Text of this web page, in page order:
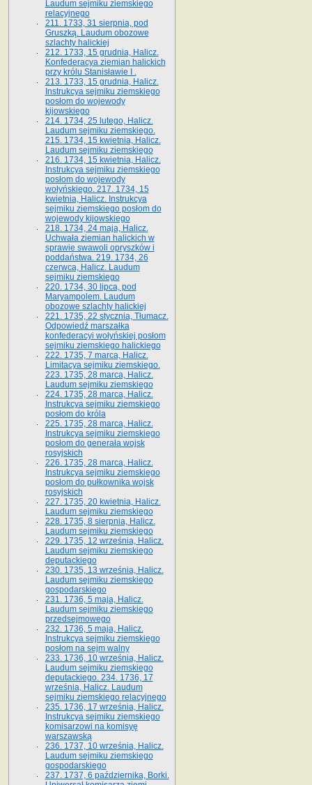
Laudum sejmiku ziemskiego
relacyjnego
211. 1733, 31 sierpnia, pod
Gruszką. Laudum obozowe
szlachty halickiej
212. 1733, 15 grudnia, Halicz.
Konfederacya ziemian halickich
przy królu Stanisławie I .
213. 1733, 15 grudnia, Halicz.
Instrukcya sejmiku ziemskiego
posłom do wojewody
kijowskiego
214. 1734, 25 lutego, Halicz.
Laudum sejmiku ziemskiego.
215. 1734, 15 kwietnia, Halicz.
Laudum sejmiku ziemskiego
216. 1734, 15 kwietnia, Halicz.
Instrukcya sejmiku ziemskiego
posłom do wojewody
wołyńskiego. 217. 1734, 15
kwietnia, Halicz. Instrukcya
sejmiku ziemskiego posłom do
wojewody kijowskiego
218. 1734, 24 maja, Halicz.
Uchwała ziemian halickich w
sprawie swawoli opryszków i
poddaństwa. 219. 1734, 26
czerwca, Halicz. Laudum
sejmiku ziemskiego
220. 1734, 30 lipca, pod
Maryampolem. Laudum
obozowe szlachty halickiej
221. 1735, 22 stycznia, Tłumacz.
Odpowiedź marszałka
konfederacyi wołyńskiej posłom
sejmiku ziemskiego halickiego
222. 1735, 7 marca, Halicz.
Limitacya sejmiku ziemskiego.
223. 1735, 28 marca, Halicz.
Laudum sejmiku ziemskiego
224. 1735, 28 marca, Halicz.
Instrukcya sejmiku ziemskiego
posłom do króla
225. 1735, 28 marca, Halicz.
Instrukcya sejmiku ziemskiego
posłom do generała wojsk
rosyjskich
226. 1735, 28 marca, Halicz.
Instrukcya sejmiku ziemskiego
posłom do pułkownika wojsk
rosyjskich
227. 1735, 20 kwietnia, Halicz.
Laudum sejmiku ziemskiego
228. 1735, 8 sierpnia, Halicz.
Laudum sejmiku ziemskiego
229. 1735, 12 września, Halicz.
Laudum sejmiku ziemskiego
deputackiego
230. 1735, 13 września, Halicz.
Laudum sejmiku ziemskiego
gospodarskiego
231. 1736, 5 maja, Halicz.
Laudum sejmiku ziemskiego
przedsejmowego
232. 1736, 5 maja, Halicz.
Instrukcya sejmiku ziemskiego
posłom na sejm walny
233. 1736, 10 września, Halicz.
Laudum sejmiku ziemskiego
deputackiego. 234. 1736, 17
września, Halicz. Laudum
sejmiku ziemskiego relacyjnego
235. 1736, 17 września, Halicz.
Instrukcya sejmiku ziemskiego
komisarzowi na komisyę
warszawską
236. 1737, 10 września, Halicz.
Laudum sejmiku ziemskiego
gospodarskiego
237. 1737, 6 października, Borki.